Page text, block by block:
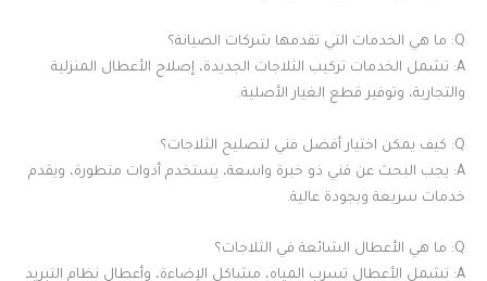
Q: ما هي الخدمات التي تقدمها شركات الصيانة؟
A: تشمل الخدمات تركيب الثلاجات الجديدة، إصلاح الأعطال المنزلية
والتجارية، وتوفير قطع الغيار الأصلية.
Q: كيف يمكن اختيار أفضل فني لتصليح الثلاجات؟
A: يجب البحث عن فني ذو خبرة واسعة، يستخدم أدوات متطورة، ويقدم
خدمات سريعة وبجودة عالية.
Q: ما هي الأعطال الشائعة في الثلاجات؟
A: تشمل الأعطال تسرب المياه، مشاكل الإضاءة، وأعطال نظام التبريد